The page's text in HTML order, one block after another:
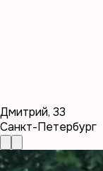
Дмитрий, 33
Санкт-Петербург